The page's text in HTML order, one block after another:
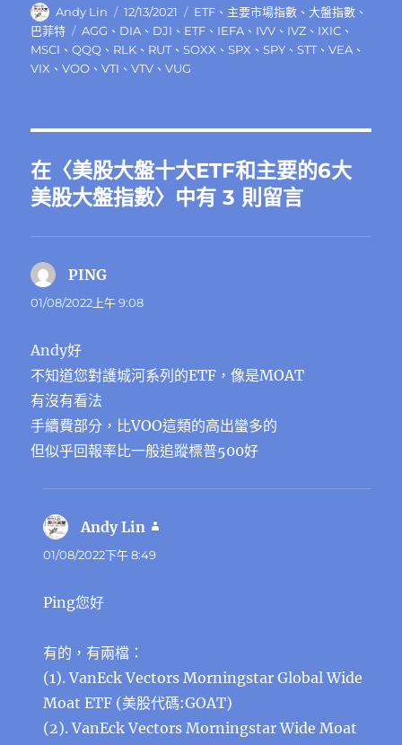
作
者
Andy Lin
發
佈
日
期:
12/13/2021
分
類
ETF 、 主要市場指數 、大盤指數 、
巴菲特
標
籤
AGG 、 DIA 、 DJI 、 ETF 、 IEFA 、 IVV 、 IVZ 、 IXIC 、
MSCI 、QQQ 、 RLK 、 RUT、SOXX 、SPX 、SPY 、STT、VEA 、
VIX 、VOO 、VTI 、VTV 、VUG
在〈美股大盤十大ETF和主要的6大
美股大盤指數〉中有 3 則留言
PING
示:
01/08/2022上午 9:08
Andy好
不知道您對護城河系列的ETF，像是MOAT
有沒有看法
手續費部分，比VOO這類的高出蠻多的
但似乎回報率比一般追蹤標普500好
Andy Lin
01/08/2022下午 8:49
Ping您好
有的，有兩檔：
(1). VanEck Vectors Morningstar Global Wide
Moat ETF (美股代碼:GOAT)
(2). VanEck Vectors Morningstar Wide Moat